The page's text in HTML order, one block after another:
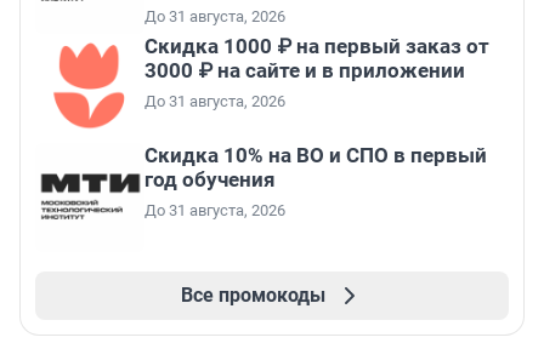
До 31 августа, 2026
Скидка 1000 ₽ на первый заказ от
3000 ₽ на сайте и в приложении
До 31 августа, 2026
Скидка 10% на ВО и СПО в первый
год обучения
До 31 августа, 2026
Все промокоды